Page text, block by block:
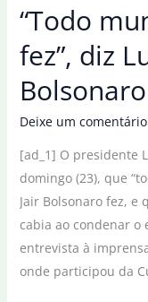
“Todo
fez”, diz
Bolsonaro
Deixe um comentário
[ad_1] O presidente
domingo (23), que
Jair Bolsonaro fez, e
cabia ao condenar o
entrevista à
onde participou da